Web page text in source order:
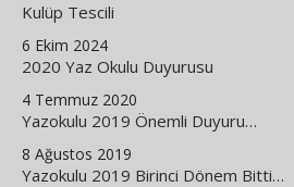
Kulüp Tescili
6 Ekim 2024
2020 Yaz Okulu Duyurusu
4 Temmuz 2020
Yazokulu 2019 Önemli Duyuru…
8 Ağustos 2019
Yazokulu 2019 Birinci Dönem Bitti…